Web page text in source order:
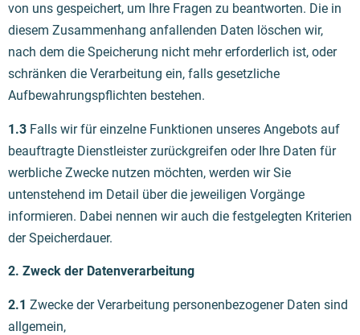
von uns gespeichert, um Ihre Fragen zu beantworten. Die in
diesem Zusammenhang anfallenden Daten löschen wir,
nach dem die Speicherung nicht mehr erforderlich ist, oder
schränken die Verarbeitung ein, falls gesetzliche
Aufbewahrungspflichten bestehen.
1.3 Falls wir für einzelne Funktionen unseres Angebots auf
beauftragte Dienstleister zurückgreifen oder Ihre Daten für
werbliche Zwecke nutzen möchten, werden wir Sie
untenstehend im Detail über die jeweiligen Vorgänge
informieren. Dabei nennen wir auch die festgelegten Kriterien
der Speicherdauer.
2. Zweck der Datenverarbeitung
2.1 Zwecke der Verarbeitung personenbezogener Daten sind
allgemein,